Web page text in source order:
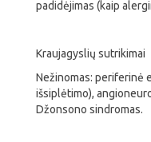
padidėjimas (kaip
Kraujagyslių sutrikimai
Nežinomas: periferinė
išsiplėtimo),
Džonsono sindromas.